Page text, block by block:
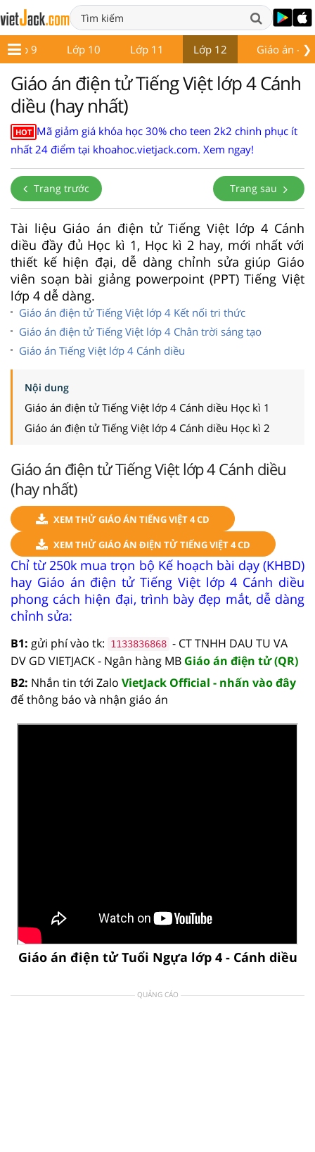
❯
Lớp 9 Lớp 10 Lớp 11 Lớp 12 Giáo án -
Giáo án điện tử Tiếng Việt lớp 4 Cánh
diều (hay nhất)
HOT Mã giảm giá khóa học 30% cho teen 2k2 chinh phục ít
nhất 24 điểm tại khoahoc.vietjack.com. Xem ngay!
Trang trước Trang sau
Tài liệu Giáo án điện tử Tiếng Việt lớp 4 Cánh
diều đầy đủ Học kì 1, Học kì 2 hay, mới nhất với
thiết kế hiện đại, dễ dàng chỉnh sửa giúp Giáo
viên soạn bài giảng powerpoint (PPT) Tiếng Việt
lớp 4 dễ dàng.
Giáo án điện tử Tiếng Việt lớp 4 Kết nối tri thức
Giáo án điện tử Tiếng Việt lớp 4 Chân trời sáng tạo
Giáo án Tiếng Việt lớp 4 Cánh diều
Nội dung
Giáo án điện tử Tiếng Việt lớp 4 Cánh diều Học kì 1
Giáo án điện tử Tiếng Việt lớp 4 Cánh diều Học kì 2
Giáo án điện tử Tiếng Việt lớp 4 Cánh diều
(hay nhất)
XEM THỬ GIÁO ÁN TIẾNG VIỆT 4 CD
XEM THỬ GIÁO ÁN ĐIỆN TỬ TIẾNG VIỆT 4 CD
Chỉ từ 250k mua trọn bộ Kế hoạch bài dạy (KHBD)
hay Giáo án điện tử Tiếng Việt lớp 4 Cánh diều
phong cách hiện đại, trình bày đẹp mắt, dễ dàng
chỉnh sửa:
B1: gửi phí vào tk: 1133836868 - CT TNHH DAU TU VA
DV GD VIETJACK - Ngân hàng MB Giáo án điện tử (QR)
B2: Nhắn tin tới Zalo VietJack Official - nhấn vào đây
để thông báo và nhận giáo án
Giáo án điện tử Tuổi Ngựa lớp 4 - Cánh diều
QUẢNG CÁO